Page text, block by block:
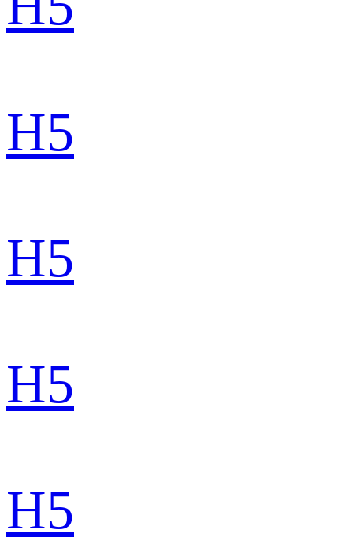
H5
H5
H5
H5